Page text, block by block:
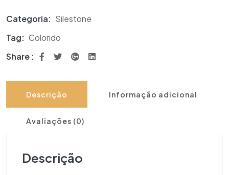
Categoria: Silestone
Tag: Colorido
Share :
Descrição Informação adicional
Avaliações (0)
Descrição